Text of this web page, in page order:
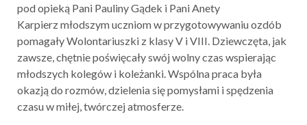
pod opieką Pani Pauliny Gądek i Pani Anety
Karpierz młodszym uczniom w przygotowywaniu ozdób
pomagały Wolontariuszki z klasy V i VIII. Dziewczęta, jak
zawsze, chętnie poświęcały swój wolny czas wspierając
młodszych kolegów i koleżanki. Wspólna praca była
okazją do rozmów, dzielenia się pomysłami i spędzenia
czasu w miłej, twórczej atmosferze.